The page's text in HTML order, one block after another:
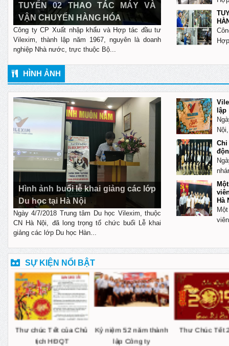
TUYỂN 02 THAO TÁC MÁY VÀ
VẬN CHUYỂN HÀNG HÓA
Công ty CP Xuất nhập khẩu và Hợp tác đầu tư
Vilexim, thành lập năm 1967, nguyên là doanh
nghiệp Nhà nước, trực thuộc Bộ...
HÌNH ẢNH
Hình ảnh buổi lễ khai giảng các lớp
Du học tại Hà Nội
Ngày 4/7/2018 Trung tâm Du học Vilexim, thuộc
CN Hà Nội, đã long trọng tổ chức buổi Lễ khai
giảng các lớp Du học Hàn...
lập
Chi
Hà
SỰ KIỆN NỔI BẬT
Thư chúc Tết của Chủ
tịch HĐQT
Kỷ niệm 52 năm thành
lập Công ty
Thư Chúc Tết